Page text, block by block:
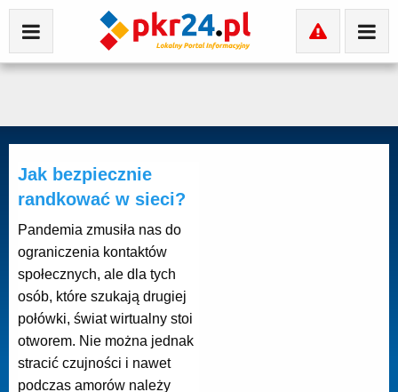
Jak bezpiecznie
randkować w sieci?
Pandemia zmusiła nas do
ograniczenia kontaktów
społecznych, ale dla tych
osób, które szukają drugiej
połówki, świat wirtualny stoi
otworem. Nie można jednak
stracić czujności i nawet
podczas amorów należy